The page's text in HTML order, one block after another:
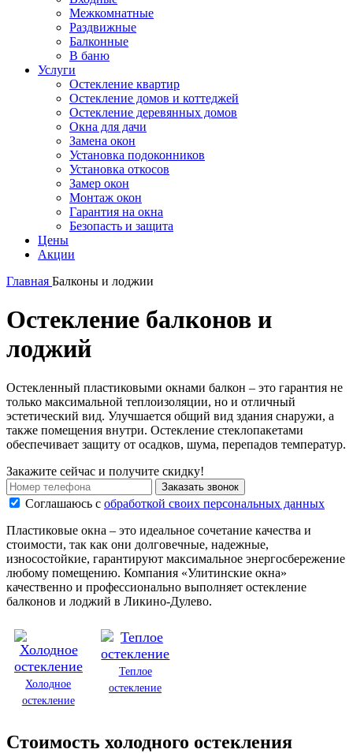
Межкомнатные
Раздвижные
Балконные
В баню
Услуги
Остекление квартир
Остекление домов и коттеджей
Остекление деревянных домов
Окна для дачи
Замена окон
Установка подоконников
Установка откосов
Замер окон
Монтаж окон
Гарантия на окна
Безопасть и защита
Цены
Акции
Главная Балконы и лоджии
Остекление балконов и
лоджий
Остекленный пластиковыми окнами балкон – это гарантия не
только максимальной теплоизоляции, но и отличный
эстетический вид. Улучшается общий вид здания снаружи, а
также помещения внутри. Остекление стеклопакетами
обеспечивает защиту от осадков, шума, перепадов температур.
Закажите сейчас и получите скидку!
Заказать звонок
Соглашаюсь с обработкой своих персональных данных
Пластиковые окна – это идеальное сочетание качества и
стоимости, так как они долговечные, надежные,
износостойкие, гарантируют максимальное энергосбережение
любому помещению. Компания «Улитинские окна»
качественно и профессионально выполняет остекление
балконов и лоджий в Ликино-Дулево.
Холодное
остекление
Теплое
остекление
Стоимость холодного остекления